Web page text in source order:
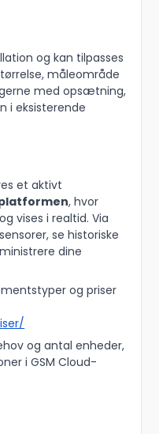
og kan tilpasses
måleområde
med opsætning,
i eksisterende
et aktivt
, hvor
vises i realtid. Via
se historiske
dine
og priser
og antal enheder,
i GSM Cloud-